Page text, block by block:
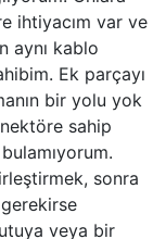
ihtiyacım var ve
aynı kablo
Ek parçayı
bir yolu yok
sahip
sonra
veya bir